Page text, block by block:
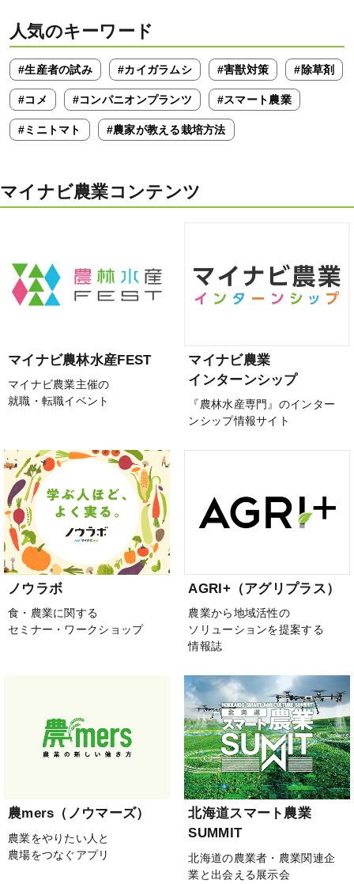
人気のキーワード
#生産者の試み #カイガラムシ #害獣対策 #除草剤
#コメ #コンパニオンプランツ #スマート農業
#ミニトマト #農家が教える栽培方法
マイナビ農業コンテンツ
マイナビ農林水産FEST
マイナビ農業主催の
就職・転職イベント
マイナビ農業
インターンシップ
『農林水産専門』のインター
ンシップ情報サイト
ノウラボ
食・農業に関する
セミナー・ワークショップ
AGRI+（アグリプラス）
農業から地域活性の
ソリューションを提案する
情報誌
農mers（ノウマーズ）
農業をやりたい人と
農場をつなぐアプリ
北海道スマート農業
SUMMIT
北海道の農業者・農業関連企
業と出会える展示会